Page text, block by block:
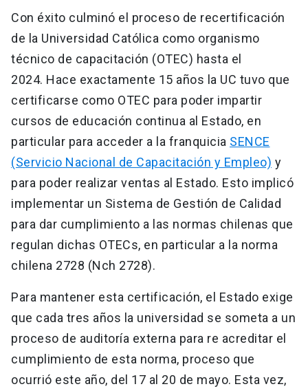
Con éxito culminó el proceso de recertificación
de la Universidad Católica como organismo
técnico de capacitación (OTEC) hasta el
2024. Hace exactamente 15 años la UC tuvo que
certificarse como OTEC para poder impartir
cursos de educación continua al Estado, en
particular para acceder a la franquicia SENCE
(Servicio Nacional de Capacitación y Empleo) y
para poder realizar ventas al Estado. Esto implicó
implementar un Sistema de Gestión de Calidad
para dar cumplimiento a las normas chilenas que
regulan dichas OTECs, en particular a la norma
chilena 2728 (Nch 2728).
Para mantener esta certificación, el Estado exige
que cada tres años la universidad se someta a un
proceso de auditoría externa para re acreditar el
cumplimiento de esta norma, proceso que
ocurrió este año, del 17 al 20 de mayo. Esta vez,